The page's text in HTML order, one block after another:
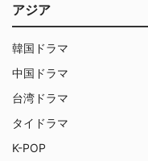
アジア
韓国ドラマ
中国ドラマ
台湾ドラマ
タイドラマ
K-POP